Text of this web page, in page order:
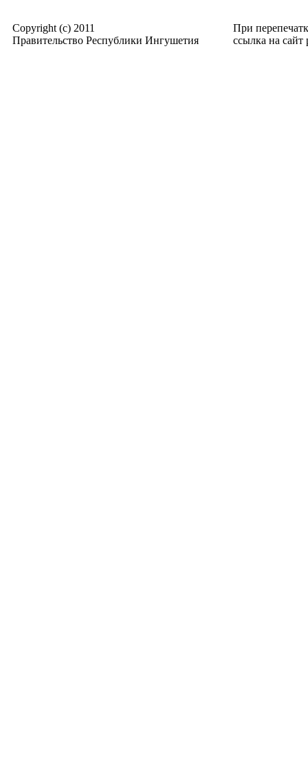
Copyright (c) 2011
Правительство Республики Ингушетия
При
ссылка на сайт